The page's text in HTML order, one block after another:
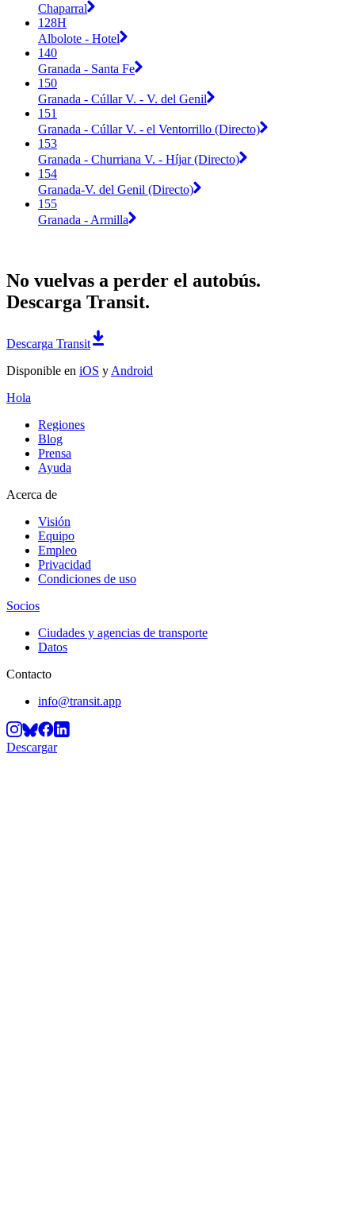
Chaparral
128H
Albolote - Hotel
140
Granada - Santa Fe
150
Granada - Cúllar V. - V. del Genil
151
Granada - Cúllar V. - el Ventorrillo (Directo)
153
Granada - Churriana V. - Híjar (Directo)
154
Granada-V. del Genil (Directo)
155
Granada - Armilla
No vuelvas a perder el autobús.
Descarga Transit.
Descarga Transit
Disponible en iOS y Android
Hola
Regiones
Blog
Prensa
Ayuda
Acerca de
Visión
Equipo
Empleo
Privacidad
Condiciones de uso
Socios
Ciudades y agencias de transporte
Datos
Contacto
info@transit.app
Descargar